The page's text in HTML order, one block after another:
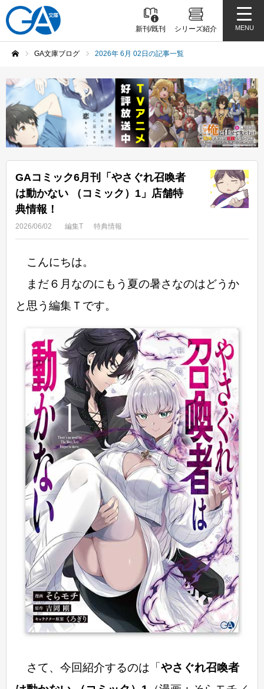
新刊/既刊 シリーズ紹介 MENU
GA文庫ブログ 2026年 6月 02日の記事一覧
GAコミック6月刊「やさぐれ召喚者
は動かない （コミック）1」店舗特
典情報！
2026/06/02 編集T 特典情報
こんにちは。
まだ６月なのにもう夏の暑さなのはどうか
と思う編集Ｔです。
さて、今回紹介するのは「 やさぐれ召喚者